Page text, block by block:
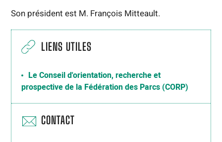
Son président est M. François Mitteault.
LIENS UTILES
Le Conseil d'orientation, recherche et
prospective de la Fédération des Parcs (CORP)
CONTACT